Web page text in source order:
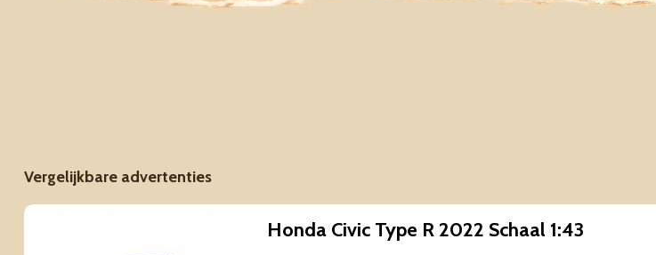
Vergelijkbare advertenties
Honda Civic Type R 2022 Schaal 1:43